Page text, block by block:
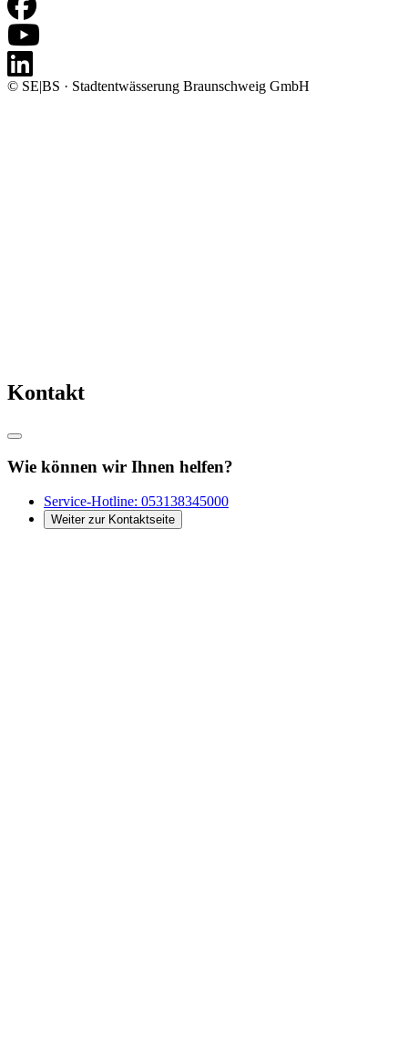
© SE|BS · Stadtentwässerung Braunschweig GmbH
Kontakt
Wie können wir Ihnen helfen?
Service-Hotline: 053138345000